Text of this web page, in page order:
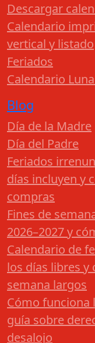
Descargar
Calendario
vertical y listado
Feriados
Calendario
Blog
Día de la Madre
Día del Padre
Feriados
días incluyen y
compras
Fines de
2026–2027 y
Calendario de
los días libres y
semana largos
Cómo funciona
guía sobre
desalojo